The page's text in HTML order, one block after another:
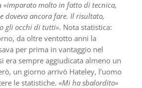
«imparato molto in fatto di tecnica,
doveva ancora fare. Il risultato,
gli occhi di tutti». Nota statistica:
da oltre ventotto anni la
per prima in vantaggio nel
era sempre aggiudicata almeno un
un giorno arrivò Hateley, l’uomo
le statistiche. «Mi ha sbalordito»